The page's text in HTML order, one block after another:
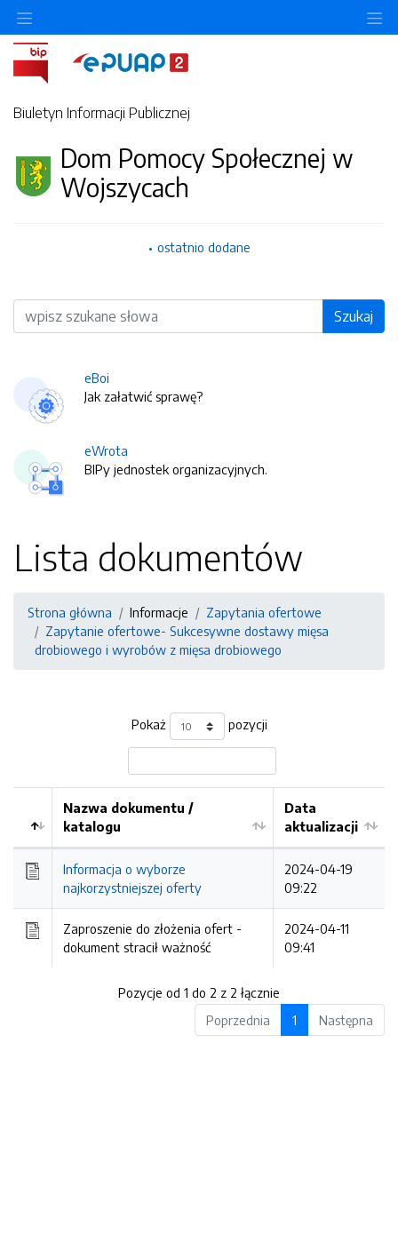
Biuletyn Informacji Publicznej
Dom Pomocy Społecznej w
Wojszycach
ostatnio dodane
Wyszukiwarka Szukaj
eBoi
Jak załatwić sprawę?
eWrota
BIPy jednostek organizacyjnych.
Lista dokumentów
Strona główna Informacje
Zapytania ofertowe
Zapytanie ofertowe- Sukcesywne dostawy mięsa
drobiowego i wyrobów z mięsa drobiowego
Pokaż pozycji
Nazwa dokumentu /
katalogu
Data
aktualizacji
Informacja o wyborze
najkorzystniejszej oferty
2024-04-19
09:22
Zaproszenie do złożenia ofert -
dokument stracił ważność
2024-04-11
09:41
Pozycje od 1 do 2 z 2 łącznie
Poprzednia
1 Następna